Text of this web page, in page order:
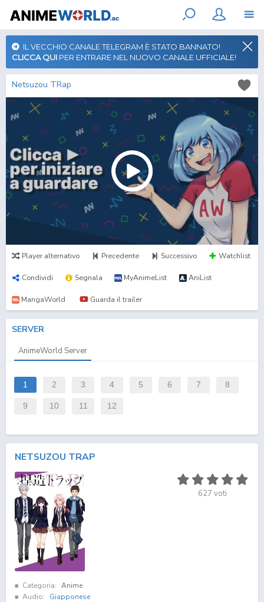
IL VECCHIO CANALE TELEGRAM È STATO BANNATO!
CLICCA QUI PER ENTRARE NEL NUOVO CANALE UFFICIALE!
Netsuzou TRap
Player alternativo Precedente Successivo Watchlist
Condividi Segnala MyAnimeList AniList
MangaWorld Guarda il trailer
SERVER
AnimeWorld Server
1 2 3 4 5 6 7 8
9 10 11 12
NETSUZOU TRAP
627 voti
Categoria: Anime
Audio:
Giapponese